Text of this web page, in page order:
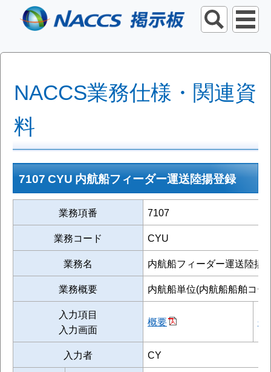
NACCS業務仕様・関連資
料
7107 CYU 内航船フィーダー運送陸揚登録
業務項番
7107
業務コード
CYU
業務名
内航船フィーダー運送陸揚
業務概要
内航船単位(内航船船舶コ
入力項目
入力画面
概要 処
入力者 CY